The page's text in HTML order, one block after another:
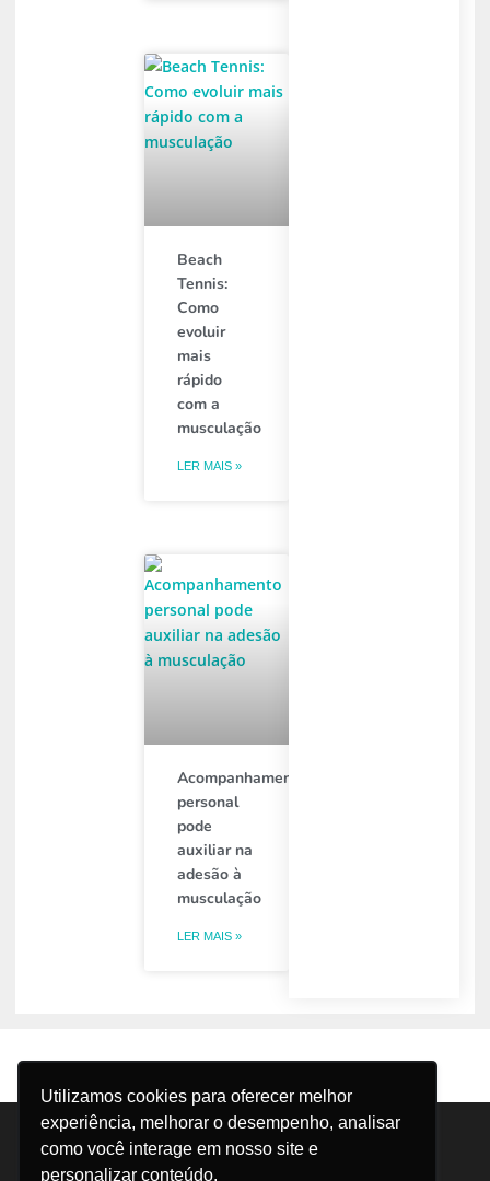
Utilizamos cookies para oferecer melhor
experiência, melhorar o desempenho, analisar
como você interage em nosso site e
personalizar conteúdo.
Beach
Tennis:
Como
evoluir
mais
rápido
com a
musculação
LER MAIS »
Acompanhamento
personal
pode
auxiliar na
adesão à
musculação
LER MAIS »
Trabalhe Conosco
Canal do Colaborador
SAC
Política de Privacidade
Termos de Uso